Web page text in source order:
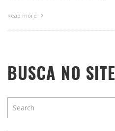
Read more
BUSCA NO SITE